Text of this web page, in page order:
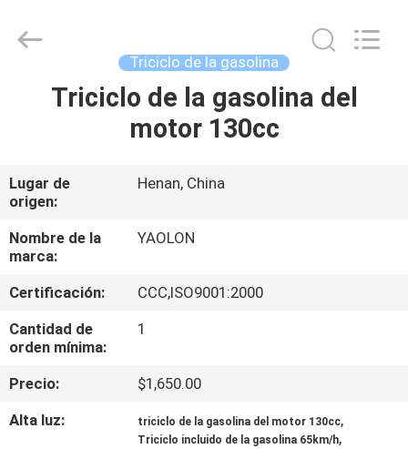
HOGAR
SOBRE
NOSOTROS
VIAJE
DE
FÁBRICA
Tricycle
Motorcycle
Triciclo de la gasolina
Triciclo de la gasolina del
motor 130cc
Lugar de
origen:
Henan, China
Nombre de la
marca:
YAOLON
Certificación:
CCC,ISO9001:2000
Cantidad de
orden mínima:
1
Precio:
$1,650.00
Alta luz:
triciclo de la gasolina del motor 130cc,
Triciclo incluido de la gasolina 65km/h,